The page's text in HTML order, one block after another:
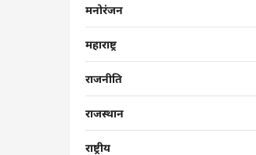
मनोरंजन
महाराष्ट्र
राजनीति
राजस्थान
राष्ट्रीय